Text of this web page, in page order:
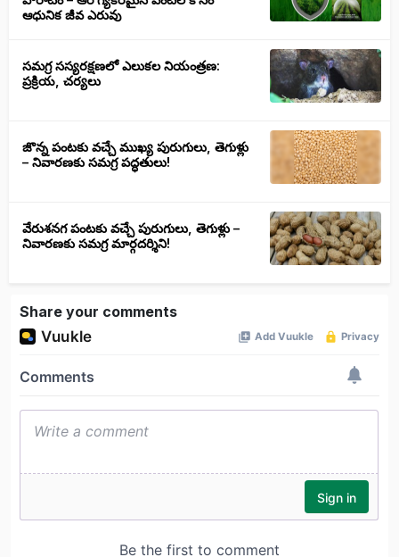
ఆధునిక జీవ ఎరువు
సమగ్ర సస్యరక్షణలో ఎలుకల నియంత్రణ:
ప్రక్రియ, చర్యలు
జొన్న పంటకు వచ్చే ముఖ్య పురుగులు, తెగుళ్లు
– నివారణకు సమగ్ర పద్ధతులు!
వేరుశనగ పంటకు వచ్చే పురుగులు, తెగుళ్లు –
నివారణకు సమగ్ర మార్గదర్శిని!
Share your comments